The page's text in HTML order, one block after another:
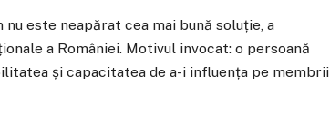
este neapărat cea mai bună soluție, a
a României. Motivul invocat: o persoană
și capacitatea de a-i influența pe membrii